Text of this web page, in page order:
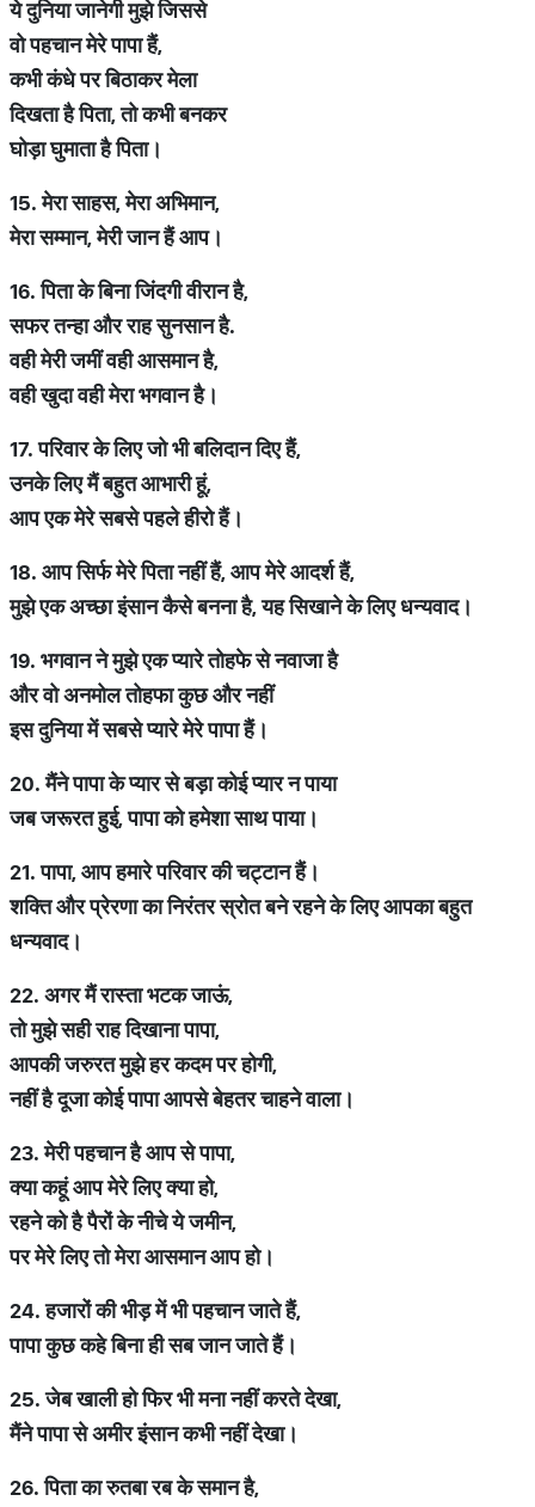
येदुनियाजानेगीमुझेजिससे
वोपहचानमेरेपापाहैं,
कभीकंधेपरबिठाकरमेला
दिखताहैपिता,तोकभीबनकर
घोड़ाघुमाताहैपिता।
15.मेरासाहस,मेराअभिमान,
मेरासम्मान,मेरीजानहैंआप।
16.पिताकेबिनाजिंदगीवीरानहै,
सफरतन्हाऔरराहसुनसानहै.
वहीमेरीजमींवहीआसमानहै,
वहीखुदावहीमेराभगवानहै।
17.परिवारकेलिएजोभीबलिदानदिएहैं,
उनकेलिएमैंबहुतआभारीहूं,
आपएकमेरेसबसेपहलेहीरोहैं।
18. आपसिर्फमेरेपितानहींहैं,आपमेरेआदर्शहैं,
मुझेएकअच्छाइंसानकैसेबननाहै,यहसिखानेकेलिएधन्यवाद।
19. भगवाननेमुझेएकप्यारेतोहफेसेनवाजाहै
औरवोअनमोलतोहफाकुछऔरनहीं
इसदुनियामेंसबसेप्यारेमेरेपापाहैं।
20.मैंनेपापाकेप्यारसेबड़ाकोईप्यारनपाया
जबजरूरतहुई,पापाकोहमेशासाथपाया।
21.पापा,आपहमारेपरिवारकीचट्टानहैं।
शक्तिऔरप्रेरणाकानिरंतरस्रोतबनेरहनेकेलिएआपकाबहुत
धन्यवाद।
22. अगरमैंरास्ताभटकजाऊं,
तोमुझेसहीराहदिखानापापा,
आपकीजरुरतमुझेहरकदमपरहोगी,
नहींहैदूजाकोईपापाआपसेबेहतरचाहनेवाला।
23.मेरीपहचानहैआपसेपापा,
क्याकहूंआपमेरेलिएक्याहो,
रहनेकोहैपैरोंकेनीचेयेजमीन,
परमेरेलिएतोमेराआसमानआपहो।
24.हजारोंकीभीड़मेंभीपहचानजातेहैं,
पापाकुछकहेबिनाहीसबजानजातेहैं।
25.जेबखालीहोफिरभीमनानहींकरतेदेखा,
मैंनेपापासेअमीरइंसानकभीनहींदेखा।
26.पिताकारुतबारबकेसमानहै,